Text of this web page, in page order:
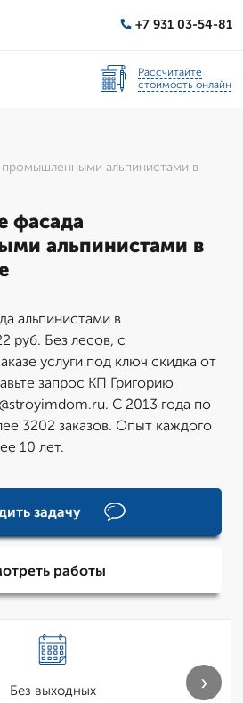
+7 931 03-54-81
Рассчитайте
стоимость онлайн
альпинистами в
фасада
альпинистами в
альпинистами в
руб. Без лесов, с
услуги под ключ скидка от
запрос КП Григорию
С 2013 года по
3202 заказов. Опыт каждого
10 лет.
задачу
работы
Без выходных ›